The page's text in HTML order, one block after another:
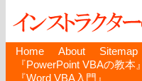
Home About Sitemap
『PowerPoint VBAの教本』
『Word VBA入門』